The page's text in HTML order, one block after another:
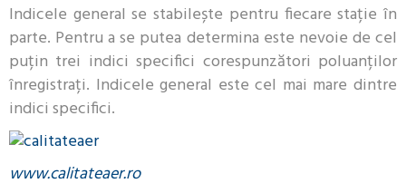
Indicele general se stabilește pentru fiecare stație în
parte. Pentru a se putea determina este nevoie de cel
puțin trei indici specifici corespunzători poluanților
înregistrați. Indicele general este cel mai mare dintre
indici specifici.
www.calitateaer.ro